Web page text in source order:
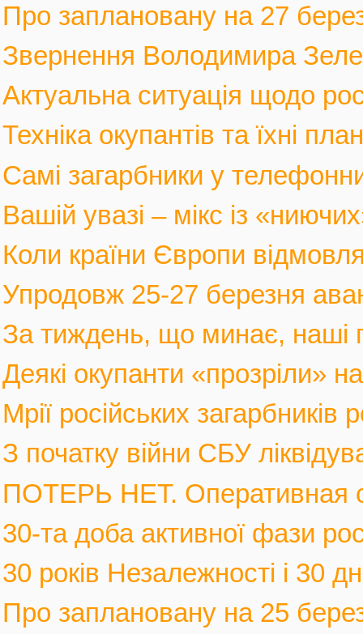
Про заплановану на 27
Звернення Володимира
Актуальна ситуація щодо
Техніка окупантів та їхні
Самі загарбники у
Вашій увазі – мікс із
Коли країни Європи
Упродовж 25-27 березня
За тиждень, що минає, наші
Деякі окупанти «прозріли»
Мрії російських
З початку війни СБУ
ПОТЕРЬ НЕТ. Оперативная
30-та доба активної фази
30 років Незалежності і 30
Про заплановану на 25